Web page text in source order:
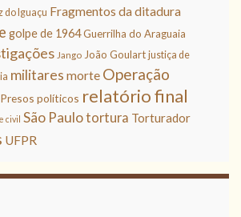
do Iguaçu Fragmentos da ditadura
golpe de 1964Guerrilha do Araguaia
Jango João Goulart justiça de
militares morte Operação
Presos políticos relatório final
civil São Paulotortura Torturador
UFPR